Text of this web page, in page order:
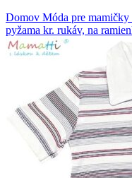
Domov Móda pre mamičky
pyžama kr. rukáv, na